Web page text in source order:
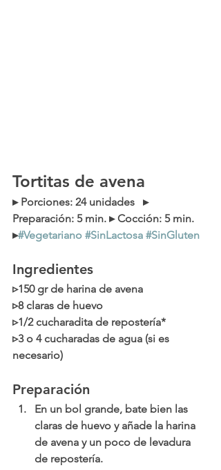
Tortitas de avena
▸ Porciones: 24 unidades   ▸
Preparación: 5 min. ▸ Cocción: 5 min.
▸#Vegetariano #SinLactosa #SinGluten
Ingredientes
▹150 gr de harina de avena
▹8 claras de huevo
▹1/2 cucharadita de repostería*
▹3 o 4 cucharadas de agua (si es
necesario)
Preparación
En un bol grande, bate bien las
claras de huevo y añade la harina
de avena y un poco de levadura
de repostería.